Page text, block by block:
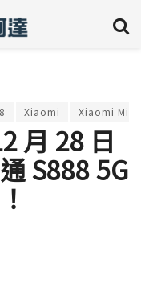
Xiaomi Xiaomi Mi
月 28 日
S888 5G